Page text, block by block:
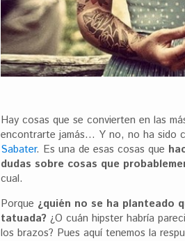
Hay cosas que se convierten en las
encontrarte jamás… Y no, no ha sido
Sabater. Es una de esas cosas que
dudas sobre cosas que
cual.
Porque ¿quién no se ha planteado
tatuada? ¿O cuán hipster habría
los brazos? Pues aquí tenemos la